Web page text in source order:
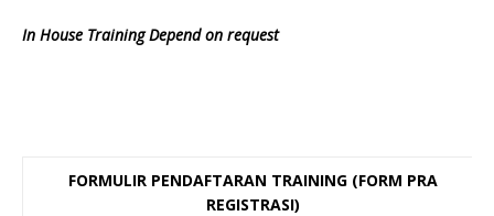
In House Training Depend on request
FORMULIR PENDAFTARAN TRAINING (FORM PRA
REGISTRASI)